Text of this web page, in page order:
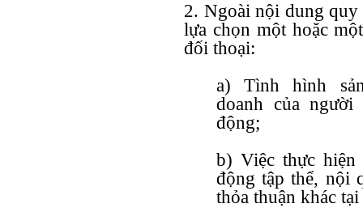
2. Ngoài nội dung
lựa chọn một hoặc
đối thoại:
a) Tình hình
doanh của
động;
b) Việc thực hiện
động tập thể, nội
thỏa thuận khác